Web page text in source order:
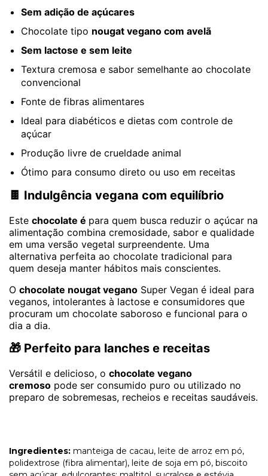
Sem adição de açúcares
Chocolate tipo nougat vegano com avelã
Sem lactose e sem leite
Textura cremosa e sabor semelhante ao chocolate
convencional
Fonte de fibras alimentares
Ideal para diabéticos e dietas com controle de
açúcar
Produção livre de crueldade animal
Ótimo para consumo direto ou uso em receitas
🍫 Indulgência vegana com equilíbrio
Este chocolate é para quem busca reduzir o açúcar na
alimentação combina cremosidade, sabor e qualidade
em uma versão vegetal surpreendente. Uma
alternativa perfeita ao chocolate tradicional para
quem deseja manter hábitos mais conscientes.
O chocolate nougat vegano Super Vegan é ideal para
veganos, intolerantes à lactose e consumidores que
procuram um chocolate saboroso e funcional para o
dia a dia.
🎁 Perfeito para lanches e receitas
Versátil e delicioso, o chocolate vegano
cremoso pode ser consumido puro ou utilizado no
preparo de sobremesas, recheios e receitas saudáveis.
Ingredientes: manteiga de cacau, leite de arroz em pó,
polidextrose (fibra alimentar), leite de soja em pó, biscoito